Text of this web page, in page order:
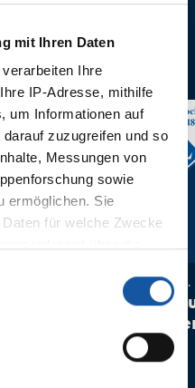
mit Ihren Daten
verarbeiten Ihre
IP-Adresse, mithilfe
um Informationen auf
zuzugreifen und so
Messungen von
sowie
ermöglichen. Sie
für welche Zwecke
Lage erfassen,
33.
Samstag,
VfL